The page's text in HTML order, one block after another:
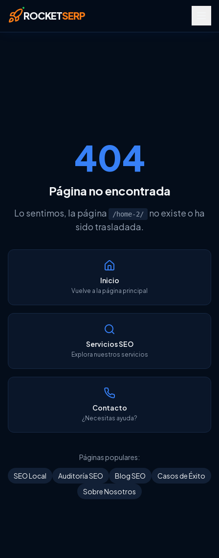
Saltar al contenido principal
ROCKETSERP
Glosario SEO
Glosario Google Tools
404
Página no encontrada
Lo sentimos, la página /home-2/
no existe o ha
sido trasladada.
Inicio
Vuelve a la página principal
Servicios SEO
Explora nuestros servicios
Contacto
¿Necesitas ayuda?
Páginas populares:
SEO Local Auditoría SEO Blog SEO
Casos de Éxito
Sobre Nosotros